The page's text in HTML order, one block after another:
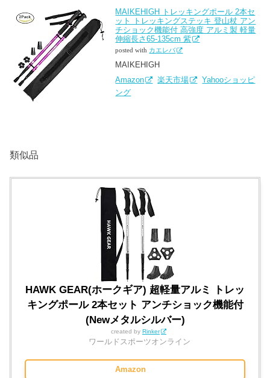
MAIKEHIGH トレッキングポール 2本セ
ット トレッキングステッキ 登山杖 アン
チショック機能付 高強度 アルミ製 軽量
伸縮長さ65-135cm 紫
posted with カエレバ
MAIKEHIGH
Amazon
楽天市場
Yahooショッピ
ング
類似品
HAWK GEAR(ホークギア) 超軽量アルミ トレッ
キングポール 2本セット アンチショック機能付
(Newメタルシルバー)
created by Rinker
ワールドスポーツオンライン
Amazon